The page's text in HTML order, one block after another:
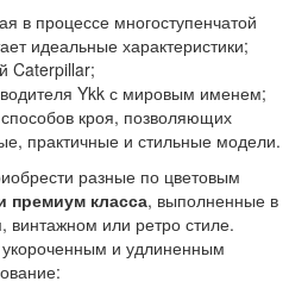
в процессе многоступенчатой
идеальные характеристики;
Caterpillar;
Ykk с мировым именем;
кроя, позволяющих
практичные и стильные модели.
разные по цветовым
премиум класса, выполненные в
винтажном или ретро стиле.
и удлиненным